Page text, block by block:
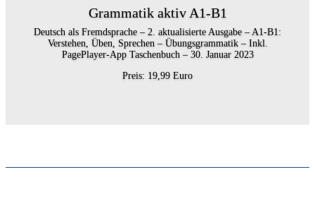
Grammatik aktiv A1-B1
Deutsch als Fremdsprache – 2. aktualisierte Ausgabe – A1-B1:
Verstehen, Üben, Sprechen – Übungsgrammatik – Inkl.
PagePlayer-App Taschenbuch – 30. Januar 2023
Preis: 19,99 Euro